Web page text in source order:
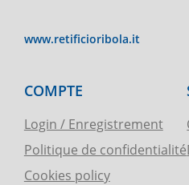
www.retificioribola.it
COMPTE
Login / Enregistrement
Politique de confidentialité
Cookies policy